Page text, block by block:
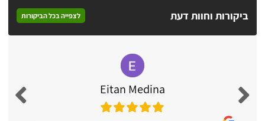
ביקורות וחוות דעת לצפייה בכל הביקורות
Eitan Medina